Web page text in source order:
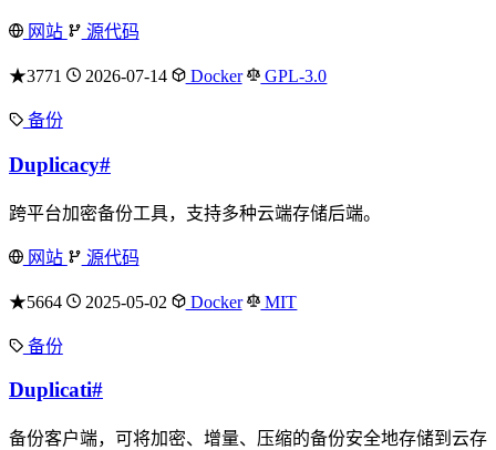
网站 源代码
★3771 2026-07-14 Docker GPL-3.0
备份
Duplicacy#
跨平台加密备份工具，支持多种云端存储后端。
网站 源代码
★5664 2025-05-02 Docker MIT
备份
Duplicati#
备份客户端，可将加密、增量、压缩的备份安全地存储到云存